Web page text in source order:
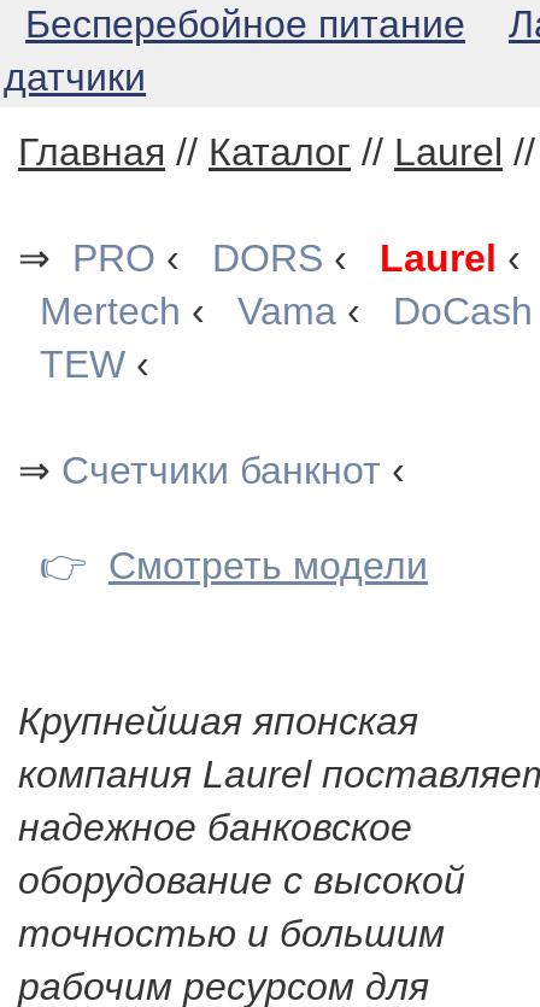
Бесперебойное питание
датчики
Главная // Каталог // Laurel
⇒ PRO ‹ DORS ‹ Laurel
Mertech ‹ Vama ‹ DoCash
TEW ‹
⇒ Счетчики банкнот ‹
👉 Смотреть модели
Крупнейшая японская
компания Laurel
надежное банковское
оборудование с высокой
точностью и большим
рабочим ресурсом для